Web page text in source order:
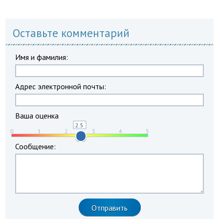
Оставьте комментарий
Имя и фамилия:
Адрес электронной почты:
Ваша оценка
Сообщение: